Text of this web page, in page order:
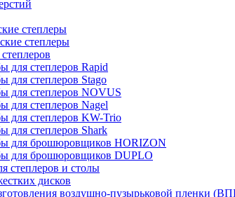
степлеры
степлеры
для степлеров Rapid
для степлеров Stago
для степлеров NOVUS
для степлеров Nagel
для степлеров KW-Trio
для степлеров Shark
для брошюровщиков HORIZON
для брошюровщиков DUPLO
степлеров и столы
дисков
воздушно-пузырьковой пленки